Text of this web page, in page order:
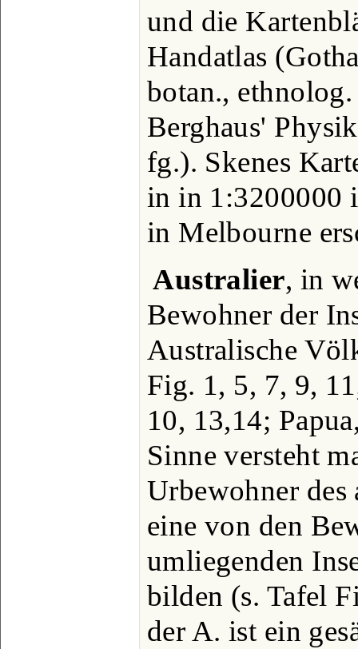
und die
Handatlas
botan.,
Berghaus'
fg.). Skenes
in in 1:3200000
in Melbourne
Australier, in
Bewohner der
Australische
Fig. 1, 5, 7, 9,
10, 13,14;
Sinne versteht
Urbewohner des
eine von den
umliegenden
bilden (s. Tafel
der A. ist ein